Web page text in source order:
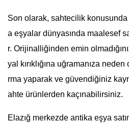
Son olarak, sahtecilik konusunda
a eşyalar dünyasında maalesef
r. Orijinalliğinden emin
yal kırıklığına uğramanıza
rma yaparak ve güvendiğiniz
ahte ürünlerden kaçınabilirsiniz.
Elazığ merkezde antika eşya